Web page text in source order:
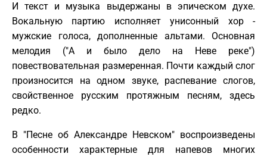
И текст и музыка выдержаны в эпическом духе.
Вокальную партию исполняет унисонный хор -
мужские голоса, дополненные альтами. Основная
мелодия ("А и было дело на Неве реке")
повествовательная размеренная. Почти каждый слог
произносится на одном звуке, распевание слогов,
свойственное русским протяжным песням, здесь
редко.
В "Песне об Александре Невском" воспроизведены
особенности характерные для напевов многих